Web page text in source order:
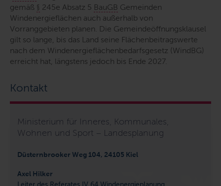
gemäß § 245e Absatz 5 BauGB Gemeinden
Windenergieflächen auch außerhalb von
Vorranggebieten planen. Die Gemeindeöffnungsklausel
gilt so lange, bis das Land seine Flächenbeitragswerte
nach dem Windenergieflächenbedarfsgesetz (WindBG)
erreicht hat, längstens jedoch bis Ende 2027.
Kontakt
Ministerium für Inneres, Kommunales,
Wohnen und Sport – Landesplanung
Düsternbrooker Weg 104, 24105 Kiel
Axel Hilker